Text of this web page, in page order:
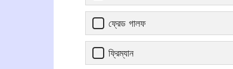
ফ্রেড গালফ
ফ্রিম্যান